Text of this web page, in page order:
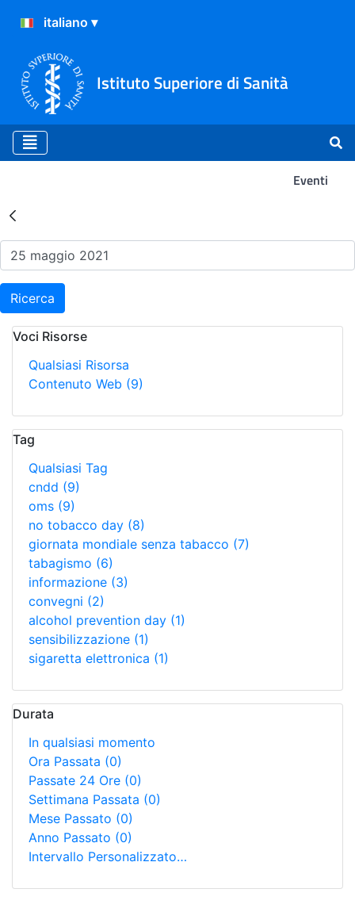
Istituto Superiore di Sanità
Eventi
Risultati della Ricerca -
Ricerca
Voci Risorse
Qualsiasi Risorsa
Contenuto Web (9)
Tag
Qualsiasi Tag
cndd (9)
oms (9)
no tobacco day (8)
giornata mondiale senza tabacco (7)
tabagismo (6)
informazione (3)
convegni (2)
alcohol prevention day (1)
sensibilizzazione (1)
sigaretta elettronica (1)
Durata
In qualsiasi momento
Ora Passata (0)
Passate 24 Ore (0)
Settimana Passata (0)
Mese Passato (0)
Anno Passato (0)
Intervallo Personalizzato…